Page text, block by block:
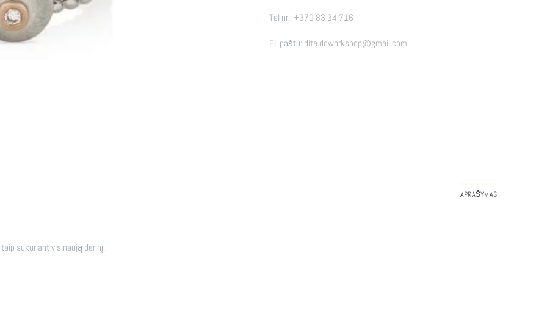
Tel nr.: +370 83 34 716
El. paštu: dite.ddworkshop@gmail.com
APRAŠYMAS
sukuriant vis naują derinį.